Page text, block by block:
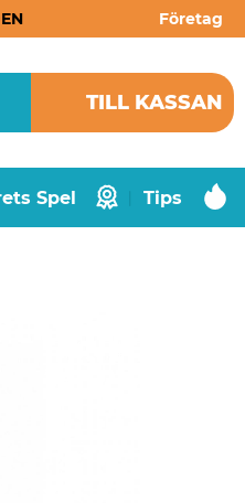
Företag
TILL KASSAN
Spel Tips